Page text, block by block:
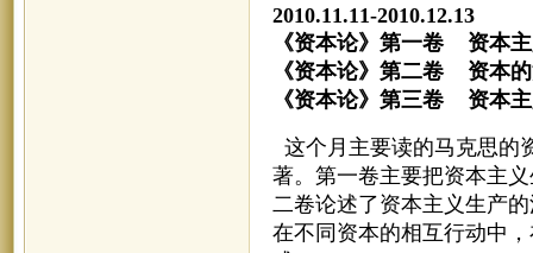
2010.11.11-2010.12.13
《资本论》第一卷 资
《资本论》第二卷
《资本论》第三卷 资
这个月主要读的马克思的
著。第一卷主要把资本主
二卷论述了资本主义生产
在不同资本的相互行动中